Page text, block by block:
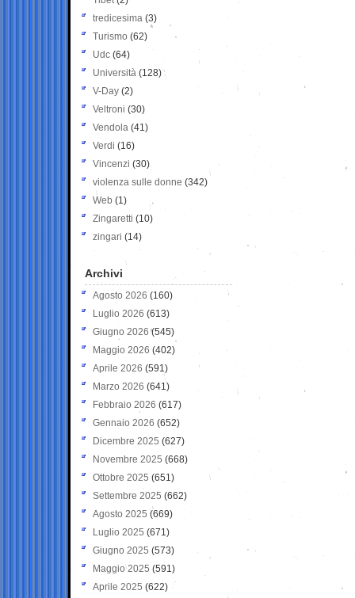
tredicesima (3)
Turismo (62)
Udc (64)
Università (128)
V-Day (2)
Veltroni (30)
Vendola (41)
Verdi (16)
Vincenzi (30)
violenza sulle donne (342)
Web (1)
Zingaretti (10)
zingari (14)
Archivi
Agosto 2026 (160)
Luglio 2026 (613)
Giugno 2026 (545)
Maggio 2026 (402)
Aprile 2026 (591)
Marzo 2026 (641)
Febbraio 2026 (617)
Gennaio 2026 (652)
Dicembre 2025 (627)
Novembre 2025 (668)
Ottobre 2025 (651)
Settembre 2025 (662)
Agosto 2025 (669)
Luglio 2025 (671)
Giugno 2025 (573)
Maggio 2025 (591)
Aprile 2025 (622)